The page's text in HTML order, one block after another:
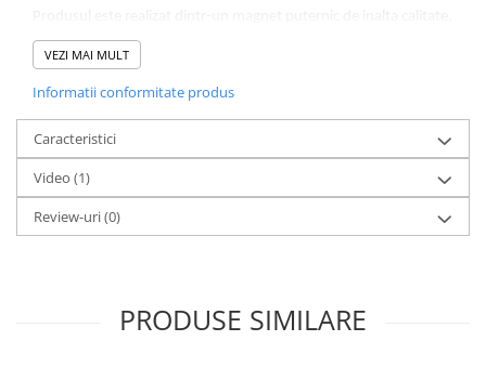
Lampi Spate cu Bec & Triple
Lampi Spate LED & Triple
Seturi Lampi Spate Triple
Lumini de Zi, DRL
Proiectoare de lucru si marsarier
Proiectoare suplimentare, Camion,
Off Road
Dispozitive Avertizare
protejat suplimentar de o placa de otel;
Datorita atractiei puternice, va oferi o pozitie stabila.
VEZI MAI MULT
Informatii conformitate produs
Caracteristici
Video (1)
Review-uri(0)
PRODUSE SIMILARE